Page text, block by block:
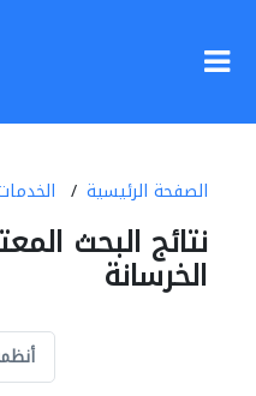
الصفحة الرئيسية
نتائج البحث
الخرسانة